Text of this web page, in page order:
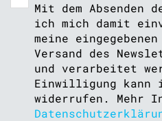
Mit dem Absenden
ich mich damit
meine
Versand des
und verarbeitet
Einwilligung kann
widerrufen. Mehr